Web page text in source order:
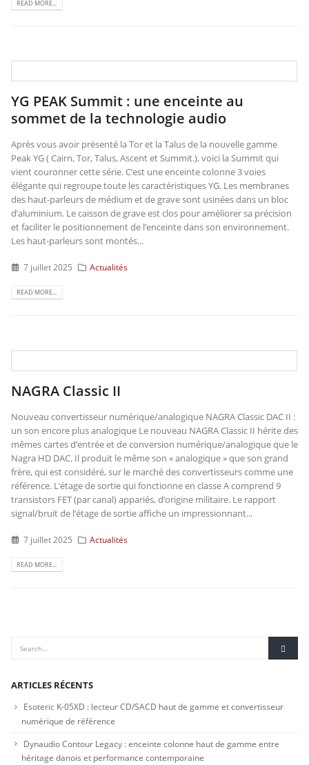
READ MORE...
YG PEAK Summit : une enceinte au
sommet de la technologie audio
Après vous avoir présenté la Tor et la Talus de la nouvelle gamme
Peak YG ( Cairn, Tor, Talus, Ascent et Summit.), voici la Summit qui
vient couronner cette série. C’est une enceinte colonne 3 voies
élégante qui regroupe toute les caractéristiques YG. Les membranes
des haut-parleurs de médium et de grave sont usinées dans un bloc
d’aluminium. Le caisson de grave est clos pour améliorer sa précision
et faciliter le positionnement de l’enceinte dans son environnement.
Les haut-parleurs sont montés...
7 juillet 2025 Actualités
READ MORE...
NAGRA Classic II
Nouveau convertisseur numérique/analogique NAGRA Classic DAC II :
un son encore plus analogique Le nouveau NAGRA Classic II hérite des
mêmes cartes d’entrée et de conversion numérique/analogique que le
Nagra HD DAC. Il produit le même son « analogique » que son grand
frère, qui est considéré, sur le marché des convertisseurs comme une
référence. L’étage de sortie qui fonctionne en classe A comprend 9
transistors FET (par canal) appariés, d’origine militaire. Le rapport
signal/bruit de l’étage de sortie affiche un impressionnant...
7 juillet 2025 Actualités
READ MORE...
ARTICLES RÉCENTS
Esoteric K-05XD : lecteur CD/SACD haut de gamme et convertisseur
numérique de référence
Dynaudio Contour Legacy : enceinte colonne haut de gamme entre
héritage danois et performance contemporaine